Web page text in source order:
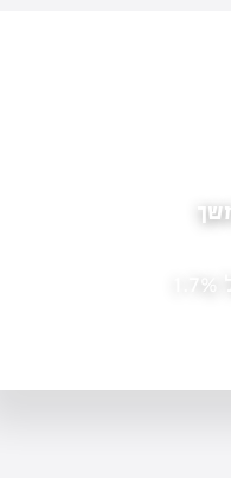
הריט ממליצה
רשות המסים, אגף
לשיפור מצב קרנות הריט…